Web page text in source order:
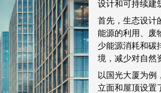
设计和可持续建
首先，生态设计
能源的利用、废
少能源消耗和碳
境，减少对自然
以国光大厦为例
立面和屋顶设置